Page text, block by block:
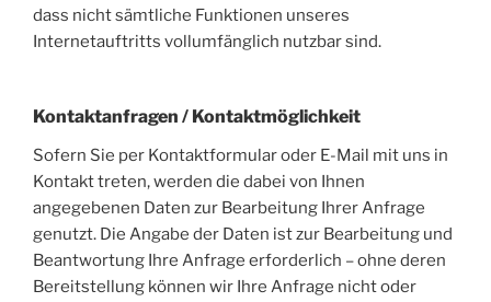
dass nicht sämtliche Funktionen unseres
Internetauftritts vollumfänglich nutzbar sind.
Kontaktanfragen / Kontaktmöglichkeit
Sofern Sie per Kontaktformular oder E-Mail mit uns in
Kontakt treten, werden die dabei von Ihnen
angegebenen Daten zur Bearbeitung Ihrer Anfrage
genutzt. Die Angabe der Daten ist zur Bearbeitung und
Beantwortung Ihre Anfrage erforderlich – ohne deren
Bereitstellung können wir Ihre Anfrage nicht oder